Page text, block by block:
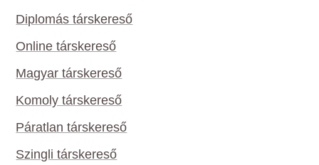
Diplomás társkereső
Online társkereső
Magyar társkereső
Komoly társkereső
Páratlan társkereső
Szingli társkereső